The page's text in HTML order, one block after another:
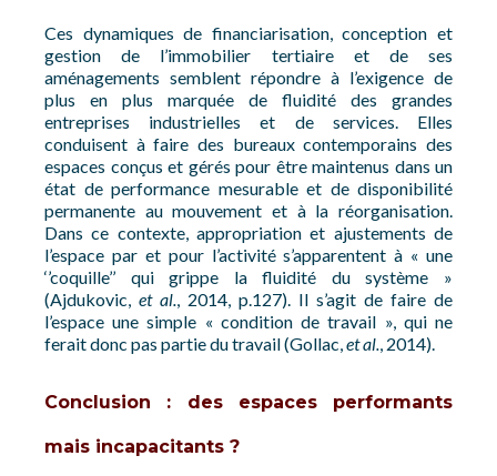
Ces dynamiques de financiarisation, conception et
gestion de l’immobilier tertiaire et de ses
aménagements semblent répondre à l’exigence de
plus en plus marquée de fluidité des grandes
entreprises industrielles et de services. Elles
conduisent à faire des bureaux contemporains des
espaces conçus et gérés pour être maintenus dans un
état de performance mesurable et de disponibilité
permanente au mouvement et à la réorganisation.
Dans ce contexte, appropriation et ajustements de
l’espace par et pour l’activité s’apparentent à « une
‘’coquille’’ qui grippe la fluidité du système »
(Ajdukovic, et al., 2014, p.127). Il s’agit de faire de
l’espace une simple « condition de travail », qui ne
ferait donc pas partie du travail (Gollac,et al., 2014).
Conclusion : des espaces performants
mais incapacitants ?